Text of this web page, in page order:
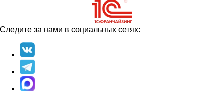
Следите за нами в социальных сетях: